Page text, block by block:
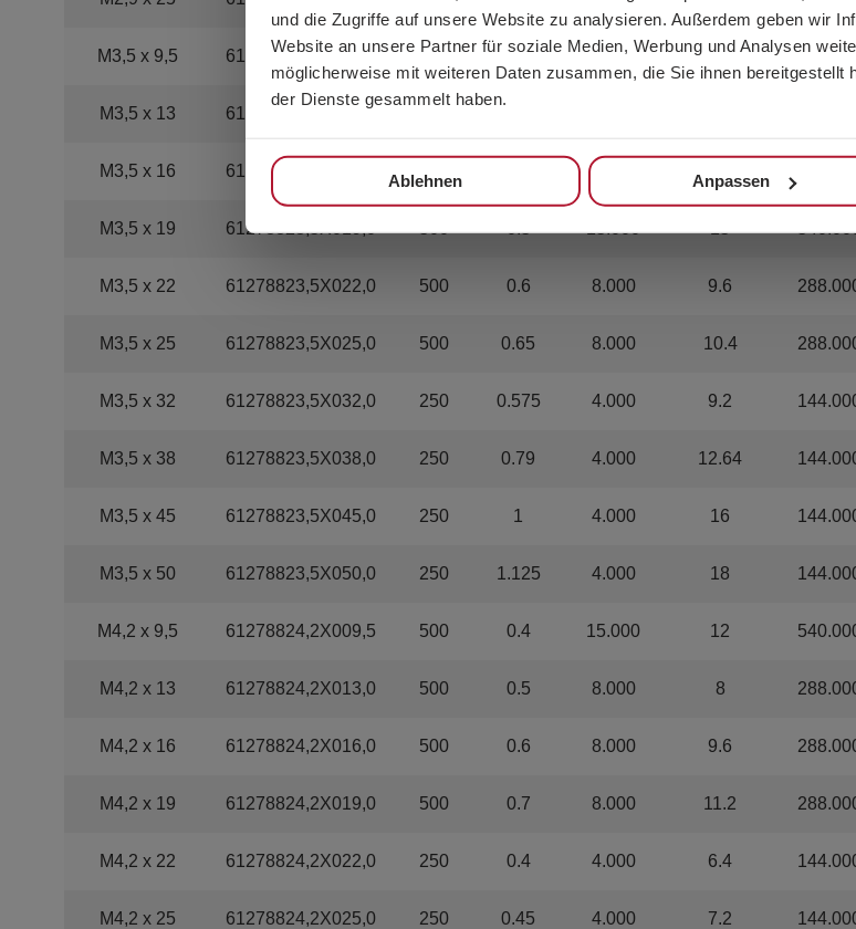
und die Zugriffe auf unsere Website zu analysieren. Außerdem geben wir
Website an unsere Partner für soziale Medien, Werbung und Analysen
möglicherweise mit weiteren Daten zusammen, die Sie ihnen bereitgestellt
der Dienste gesammelt haben.
Ablehnen Anpassen
M3,5 x 9,5 61278823,5X009,5 1.000 0.5 16.000 8
M3,5 x 13 61278823,5X013,0
M3,5 x 16 61278823,5X016,0 500 15.000
M3,5 x 19 61278823,5X019,0 500 0.5 15.000 15
M3,5 x 22 61278823,5X022,0 500 0.6 8.000 9.6
M3,5 x 25 61278823,5X025,0 500 0.65 8.000 10.4
M3,5 x 32 61278823,5X032,0 250 0.575 4.000 9.2
M3,5 x 38 61278823,5X038,0 250 0.79 4.000 12.64
M3,5 x 45 61278823,5X045,0 250 1 4.000 16
M3,5 x 50 61278823,5X050,0 250 1.125 4.000 18
M4,2 x 9,5 61278824,2X009,5 500 0.4 15.000 12
M4,2 x 13 61278824,2X013,0 500 0.5 8.000 8
M4,2 x 16 61278824,2X016,0 500 0.6 8.000 9.6
M4,2 x 19 61278824,2X019,0 500 0.7 8.000 11.2
M4,2 x 22 61278824,2X022,0 250 0.4 4.000 6.4
M4,2 x 25 61278824,2X025,0 250 0.45 4.000 7.2